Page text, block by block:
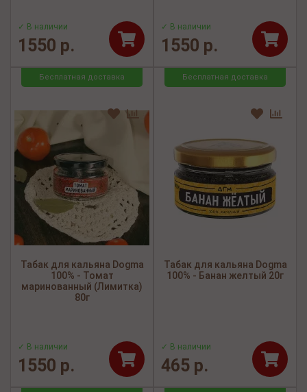
✓ В наличии
1550 р.
✓ В наличии
1550 р.
Бесплатная доставка
Табак для кальяна Dogma
100% - Томат
маринованный (Лимитка)
80г
✓ В наличии
1550 р.
Бесплатная доставка
Табак для кальяна Dogma
100% - Банан желтый 20г
✓ В наличии
465 р.